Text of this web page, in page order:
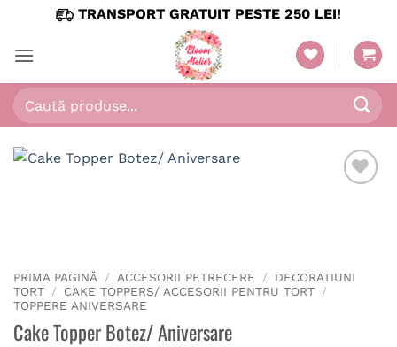
content
TRANSPORT GRATUIT PESTE 250 LEI!
Caută
după:
PRIMA PAGINĂ / ACCESORII PETRECERE / DECORATIUNI
TORT / CAKE TOPPERS/ ACCESORII PENTRU TORT /
TOPPERE ANIVERSARE
Cake Topper Botez/ Aniversare